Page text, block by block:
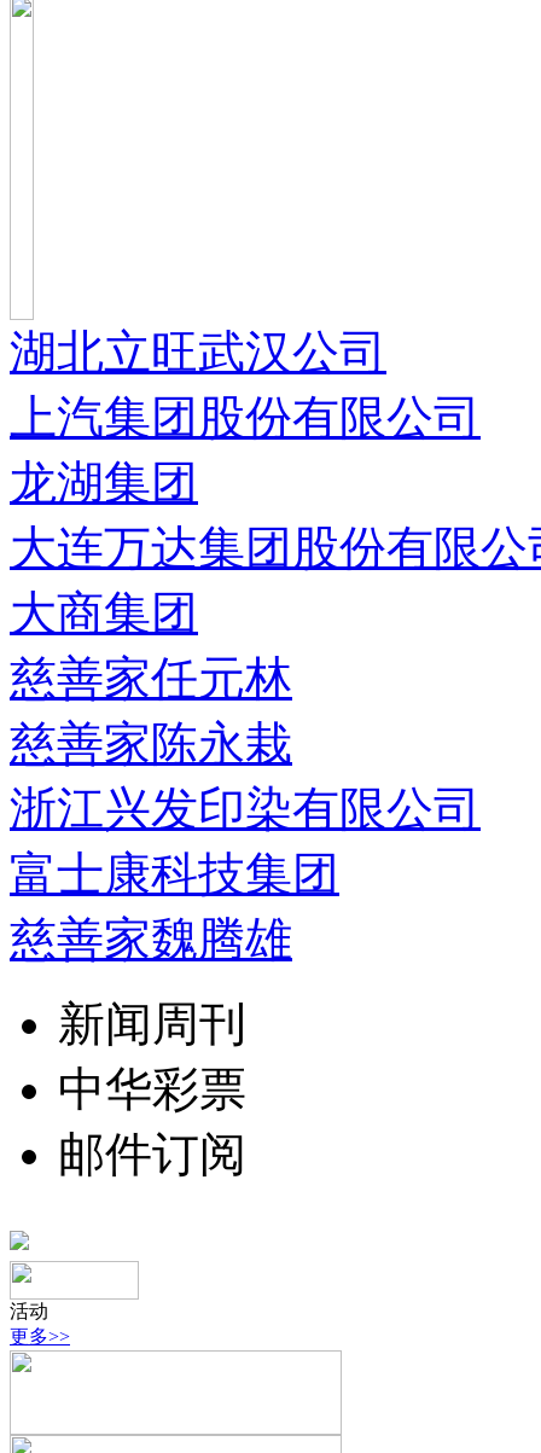
湖北立旺武汉公司
上汽集团股份有限公司
龙湖集团
大连万达集团股份有限公
大商集团
慈善家任元林
慈善家陈永栽
浙江兴发印染有限公司
富士康科技集团
慈善家魏腾雄
新闻周刊
中华彩票
邮件订阅
活动
更多>>